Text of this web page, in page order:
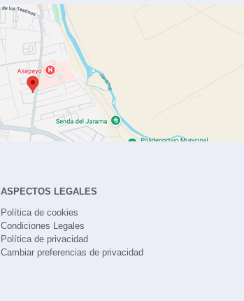
ASPECTOS LEGALES
Política de cookies
Condiciones Legales
Política de privacidad
Cambiar preferencias de privacidad